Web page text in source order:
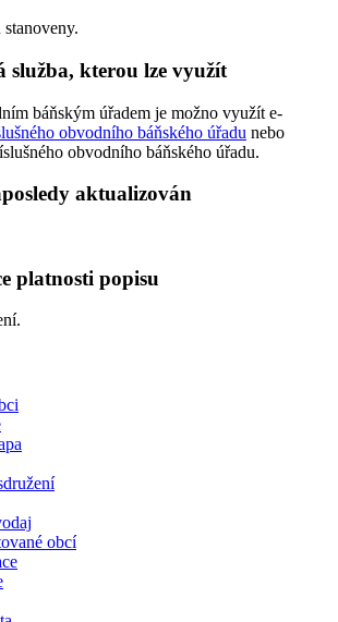
služba, kterou lze využít
báňským úřadem je možno využít e-
obvodního báňského úřadu nebo
obvodního báňského úřadu.
aktualizován
platnosti popisu
obcí